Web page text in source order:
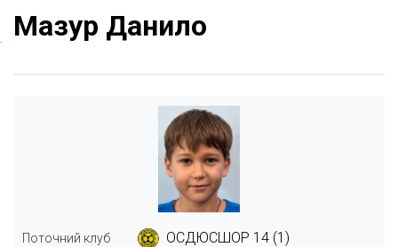
Мазур Данило
Поточний клуб ОСДЮСШОР 14 (1)